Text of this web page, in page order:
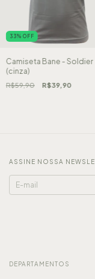
33% OFF
Camiseta Bane - Soldier
(cinza)
R$59,90 R$39,90
ASSINE NOSSA
DEPARTAMENTOS